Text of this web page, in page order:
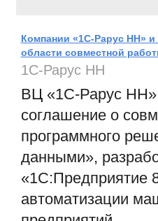
Компании «1С-Рарус НН»
области совместной
1С-Рарус НН
ВЦ «1С-Рарус НН»
соглашение о
программного
данными»,
«1С:Предприятие
автоматизации